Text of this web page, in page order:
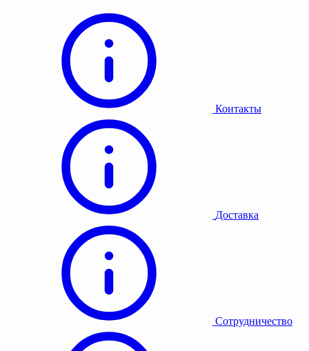
Контакты
Доставка
Сотрудничество